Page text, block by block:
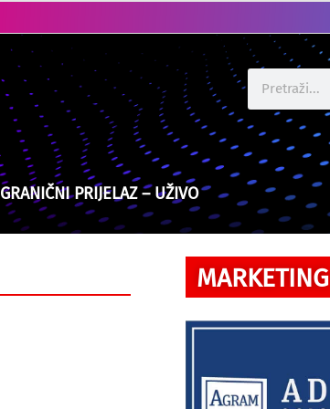
GRANIČNI PRIJELAZ – UŽIVO
MARKETING